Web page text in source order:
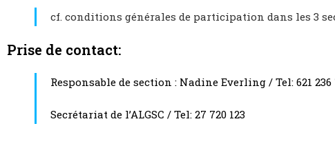
cf. conditions générales de participation dans les 3
Prise de contact:
Responsable de section : Nadine Everling / Tel: 621 236
Secrétariat de l’ALGSC / Tel: 27 720 123